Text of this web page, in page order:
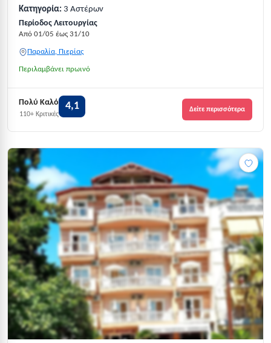
Κατηγορία: 3 Αστέρων
Περίοδος Λειτουργίας
Από 01/05 έως 31/10
Παραλία, Πιερίας
Περιλαμβάνει πρωινό
Πολύ Καλό
110+ Κριτικές
4,1 Δείτε περισσότερα